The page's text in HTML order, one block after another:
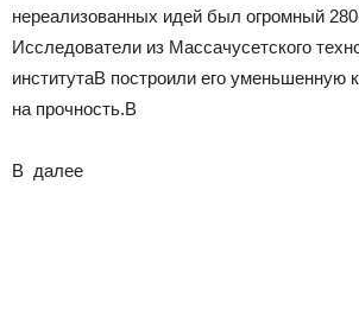
нереализованных идей был огромный
Исследователи из Массачусетского
институтаВ построили его уменьшенную
на прочность.В
В далее